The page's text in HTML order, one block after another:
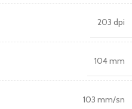
203 dpi
104 mm
103 mm/sn